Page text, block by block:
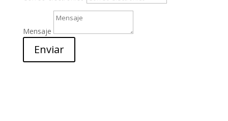
Mensaje
Enviar